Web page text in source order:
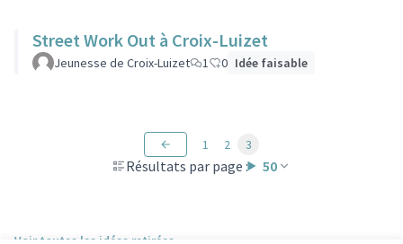
Street Work Out à Croix-Luizet
Jeunesse de Croix-Luizet 1 0 Idée faisable
Résultats par page : 50
1 2 3
Voir toutes les idées retirées